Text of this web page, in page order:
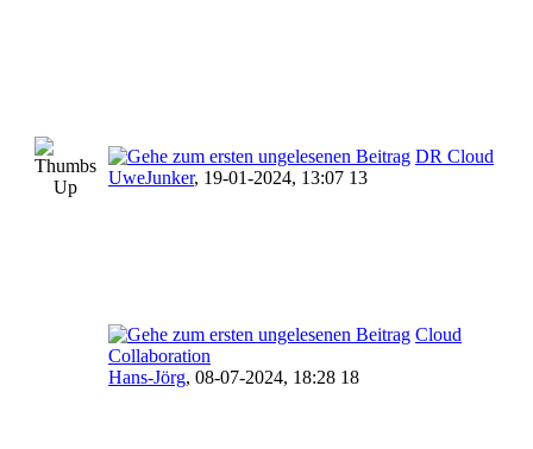
DR Cloud
UweJunker, 19-01-2024, 13:07 13
Cloud
Collaboration
Hans-Jörg, 08-07-2024, 18:28 18